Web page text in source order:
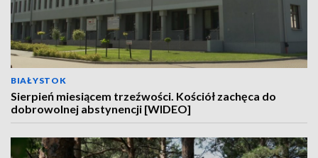
BIAŁYSTOK
Sierpień miesiącem trzeźwości. Kościół zachęca do
dobrowolnej abstynencji [WIDEO]